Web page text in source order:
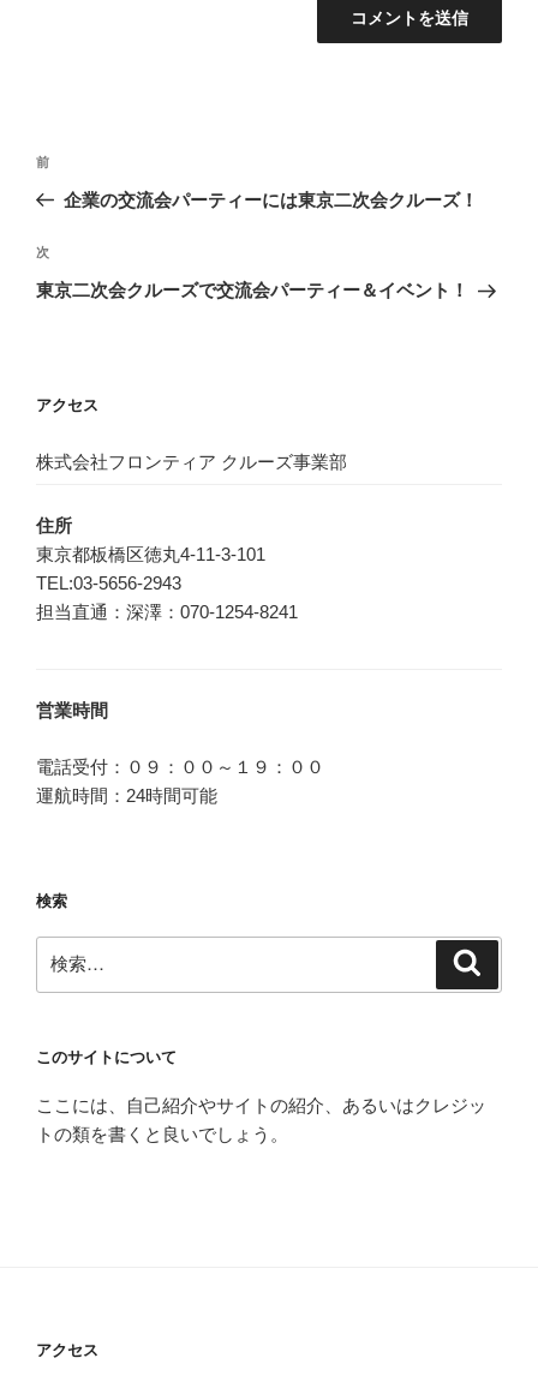
投
ビ
ゲ
ン
前
の
稿
前
企業の交流会パーティーには東京二次会クルーズ！
次
の
次
東京二次会クルーズで交流会パーティー＆イベント！
アクセス
株式会社フロンティア クルーズ事業部
住所
東京都板橋区徳丸4-11-3-101
TEL:03-5656-2943
担当直通：深澤：070-1254-8241
営業時間
電話受付：０９：００～１９：００
運航時間：24時間可能
検索
索:
このサイトについて
ここには、自己紹介やサイトの紹介、あるいはクレジッ
トの類を書くと良いでしょう。
アクセス